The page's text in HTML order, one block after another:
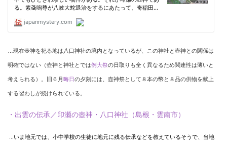
…現在壺神を祀る地は八口神社の境内となっているが、この神社と壺神との関係は
明確ではない（壺神と神社とでは例大祭の日取りも全く異なるため関連性は薄いと
考えられる）。旧６月晦日の夕刻には、壺神祭として８本の幣と８品の供物を献上
する習わしが続けられている。
・出雲の伝承／印瀬の壺神・八口神社（島根・雲南市）
…いま地元では、小中学校の生徒に地元に残る伝承などを教えているそうで、当地